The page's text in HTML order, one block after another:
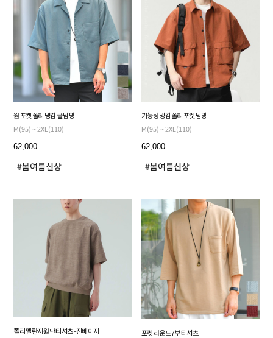
원 포켓 폴리 냉감 쿨 남방
M(95) ~ 2XL(110)
62,000
기능성 냉감 폴리 포켓 남방
M(95) ~ 2XL(110)
62,000
폴리 멜란지 원단 티셔츠 - 진베이지
포켓 라운드 7부 티셔츠